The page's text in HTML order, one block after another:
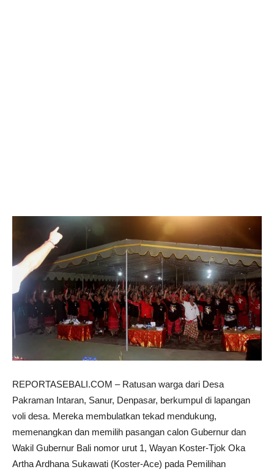
REPORTASEBALI.COM – Ratusan warga dari Desa
Pakraman Intaran, Sanur, Denpasar, berkumpul di lapangan
voli desa. Mereka membulatkan tekad mendukung,
memenangkan dan memilih pasangan calon Gubernur dan
Wakil Gubernur Bali nomor urut 1, Wayan Koster-Tjok Oka
Artha Ardhana Sukawati (Koster-Ace) pada Pemilihan